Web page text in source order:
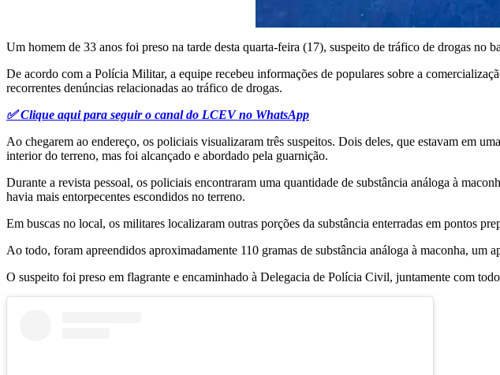
Um homem de 33 anos foi preso na tarde desta quarta-feira (17), suspeito de tráfico de drogas
De acordo com a Polícia Militar, a equipe recebeu informações de populares sobre a
recorrentes denúncias relacionadas ao tráfico de drogas.
✅ Clique aqui para seguir o canal do LCEV no WhatsApp
Ao chegarem ao endereço, os policiais visualizaram três suspeitos. Dois deles, que estavam em
interior do terreno, mas foi alcançado e abordado pela guarnição.
Durante a revista pessoal, os policiais encontraram uma quantidade de substância análoga à
havia mais entorpecentes escondidos no terreno.
Em buscas no local, os militares localizaram outras porções da substância enterradas em pontos
Ao todo, foram apreendidos aproximadamente 110 gramas de substância análoga à maconha,
O suspeito foi preso em flagrante e encaminhado à Delegacia de Polícia Civil, juntamente com